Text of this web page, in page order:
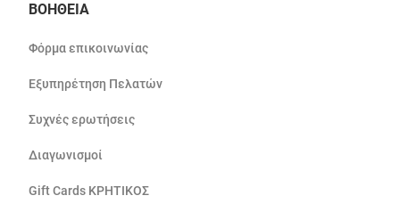
ΒΟΗΘΕΙΑ
Φόρμα επικοινωνίας
Εξυπηρέτηση Πελατών
Συχνές ερωτήσεις
Διαγωνισμοί
Gift Cards ΚΡΗΤΙΚΟΣ